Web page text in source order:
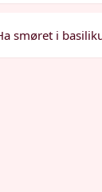
smøret i